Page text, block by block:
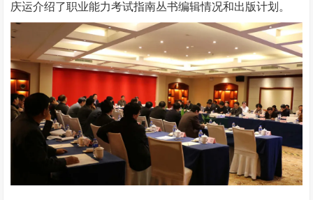
庆运介绍了职业能力考试指南丛书编辑情况和出版计划。